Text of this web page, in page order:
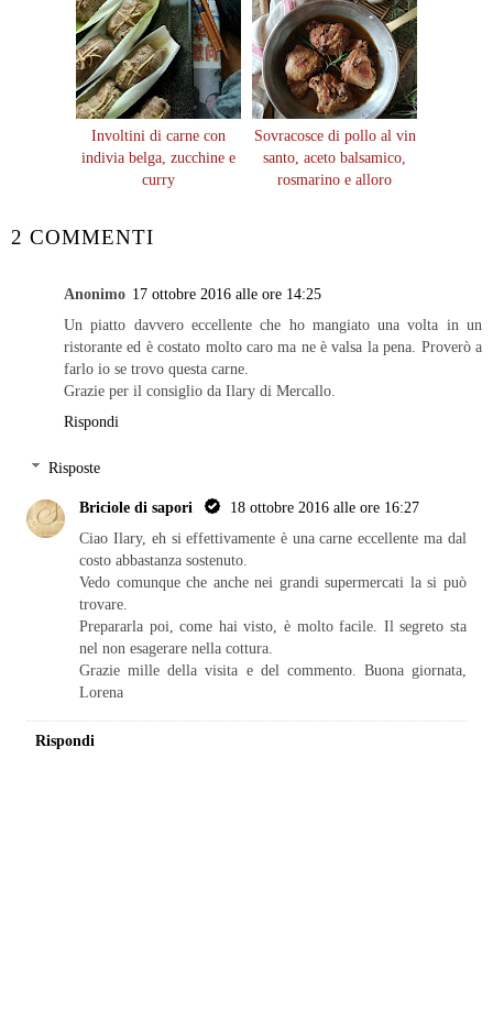
Involtini di carne con
indivia belga, zucchine e
curry
Sovracosce di pollo al vin
santo, aceto balsamico,
rosmarino e alloro
2 COMMENTI
Anonimo 17 ottobre 2016 alle ore 14:25
Un piatto davvero eccellente che ho mangiato una volta in un
ristorante ed è costato molto caro ma ne è valsa la pena. Proverò a
farlo io se trovo questa carne.
Grazie per il consiglio da Ilary di Mercallo.
Rispondi
Risposte
Briciole di sapori
18 ottobre 2016 alle ore 16:27
Ciao Ilary, eh si effettivamente è una carne eccellente ma dal
costo abbastanza sostenuto.
Vedo comunque che anche nei grandi supermercati la si può
trovare.
Prepararla poi, come hai visto, è molto facile. Il segreto sta
nel non esagerare nella cottura.
Grazie mille della visita e del commento. Buona giornata,
Lorena
Rispondi